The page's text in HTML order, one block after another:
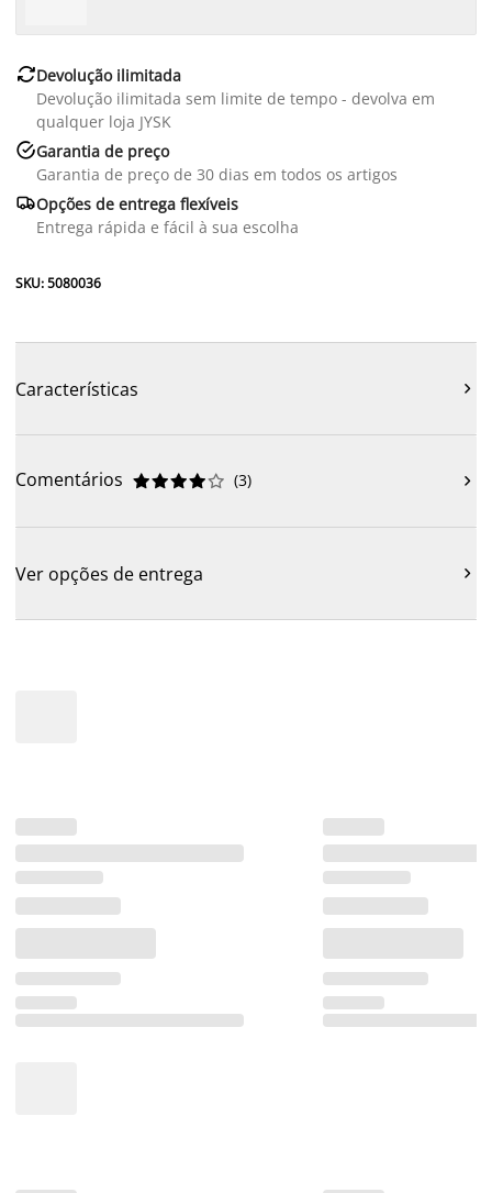
Devolução ilimitada
Devolução ilimitada sem limite de tempo - devolva em
qualquer loja JYSK
Garantia de preço
Garantia de preço de 30 dias em todos os artigos
Opções de entrega flexíveis
Entrega rápida e fácil à sua escolha
SKU: 5080036
Características 
Comentários 




 (3) 
Ver opções de entrega 